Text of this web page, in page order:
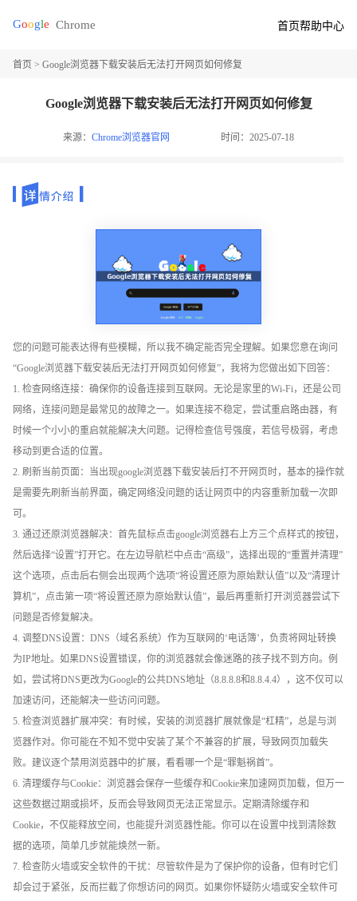
首页帮助中心
首页 > Google浏览器下载安装后无法打开网页如何修复
Google浏览器下载安装后无法打开网页如何修复
来源：Chrome浏览器官网 时间：2025-07-18
您的问题可能表达得有些模糊，所以我不确定能否完全理解。如果您意在询问
“Google浏览器下载安装后无法打开网页如何修复”，我将为您做出如下回答：
1. 检查网络连接：确保你的设备连接到互联网。无论是家里的Wi-Fi，还是公司
网络，连接问题是最常见的故障之一。如果连接不稳定，尝试重启路由器，有
时候一个小小的重启就能解决大问题。记得检查信号强度，若信号极弱，考虑
移动到更合适的位置。
2. 刷新当前页面：当出现google浏览器下载安装后打不开网页时，基本的操作就
是需要先刷新当前界面，确定网络没问题的话让网页中的内容重新加载一次即
可。
3. 通过还原浏览器解决：首先鼠标点击google浏览器右上方三个点样式的按钮，
然后选择“设置”打开它。在左边导航栏中点击“高级”，选择出现的“重置并清理”
这个选项，点击后右侧会出现两个选项“将设置还原为原始默认值”以及“清理计
算机”，点击第一项“将设置还原为原始默认值”，最后再重新打开浏览器尝试下
问题是否修复解决。
4. 调整DNS设置：DNS（域名系统）作为互联网的‘电话簿’，负责将网址转换
为IP地址。如果DNS设置错误，你的浏览器就会像迷路的孩子找不到方向。例
如，尝试将DNS更改为Google的公共DNS地址（8.8.8.8和8.8.4.4），这不仅可以
加速访问，还能解决一些访问问题。
5. 检查浏览器扩展冲突：有时候，安装的浏览器扩展就像是“杠精”，总是与浏
览器作对。你可能在不知不觉中安装了某个不兼容的扩展，导致网页加载失
败。建议逐个禁用浏览器中的扩展，看看哪一个是“罪魁祸首”。
6. 清理缓存与Cookie：浏览器会保存一些缓存和Cookie来加速网页加载，但万一
这些数据过期或损坏，反而会导致网页无法正常显示。定期清除缓存和
Cookie，不仅能释放空间，也能提升浏览器性能。你可以在设置中找到清除数
据的选项，简单几步就能焕然一新。
7. 检查防火墙或安全软件的干扰：尽管软件是为了保护你的设备，但有时它们
却会过于紧张，反而拦截了你想访问的网页。如果你怀疑防火墙或安全软件可